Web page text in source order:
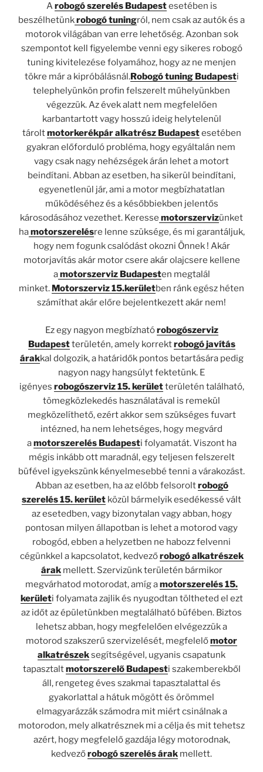
Arobogó szerelés Budapestesetében is
beszélhetünkrobogó tuningról, nem csak az autók és a
motorok világában van erre lehetőség. Azonban sok
szempontot kell figyelembe venni egy sikeres robogó
tuning kivitelezése folyamához, hogy az ne menjen
tökre már a kipróbálásnál.Robogó tuning Budapesti
telephelyünkön profin felszerelt műhelyünkben
végezzük. Az évek alatt nem megfelelően
karbantartott vagy hosszú ideig helytelenül
tároltmotorkerékpár alkatrész Budapestesetében
gyakran előforduló probléma, hogy egyáltalán nem
vagy csak nagy nehézségek árán lehet a motort
beindítani. Abban az esetben, ha sikerül beindítani,
egyenetlenül jár, ami a motor megbízhatatlan
működéséhez és a későbbiekben jelentős
károsodásához vezethet. Keresse motorszervizünket
hamotorszerelésre lenne szüksége, és mi garantáljuk,
hogy nem fogunk csalódást okozni Önnek ! Akár
motorjavítás akár motor csere akár olajcsere kellene
amotorszerviz Budapesten megtalál
minket. Motorszerviz 15.kerületben ránk egész héten
számíthat akár előre bejelentkezett akár nem!
Ez egy nagyon megbízhatórobogószerviz
Budapestterületén, amely korrektrobogó javítás
árakkal dolgozik, a határidők pontos betartására pedig
nagyon nagy hangsúlyt fektetünk. E
igényes robogószerviz 15. kerületterületén található,
tömegközlekedés használatával is remekül
megközelíthető, ezért akkor sem szükséges fuvart
intézned, ha nem lehetséges, hogy megvárd
amotorszerelés Budapesti folyamatát. Viszont ha
mégis inkább ott maradnál, egy teljesen felszerelt
büfével igyekszünk kényelmesebbé tenni a várakozást.
Abban az esetben, ha az előbb felsoroltrobogó
szerelés 15. kerület közül bármelyik esedékessé vált
az esetedben, vagy bizonytalan vagy abban, hogy
pontosan milyen állapotban is lehet a motorod vagy
robogód, ebben a helyzetben ne habozz felvenni
cégünkkel a kapcsolatot, kedvezőrobogó alkatrészek
árakmellett. Szervizünk területén bármikor
megvárhatod motorodat, amíg amotorszerelés 15.
kerületi folyamata zajlik és nyugodtan töltheted el ezt
az időt az épületünkben megtalálható büfében. Biztos
lehetsz abban, hogy megfelelően elvégezzük a
motorod szakszerű szervizelését, megfelelőmotor
alkatrészeksegítségével, ugyanis csapatunk
tapasztaltmotorszerelő Budapesti szakemberekből
áll, rengeteg éves szakmai tapasztalattal és
gyakorlattal a hátuk mögött és örömmel
elmagyarázzák számodra mit miért csinálnak a
motorodon, mely alkatrésznek mi a célja és mit tehetsz
azért, hogy megfelelő gazdája légy motorodnak,
kedvezőrobogó szerelés árak mellett.